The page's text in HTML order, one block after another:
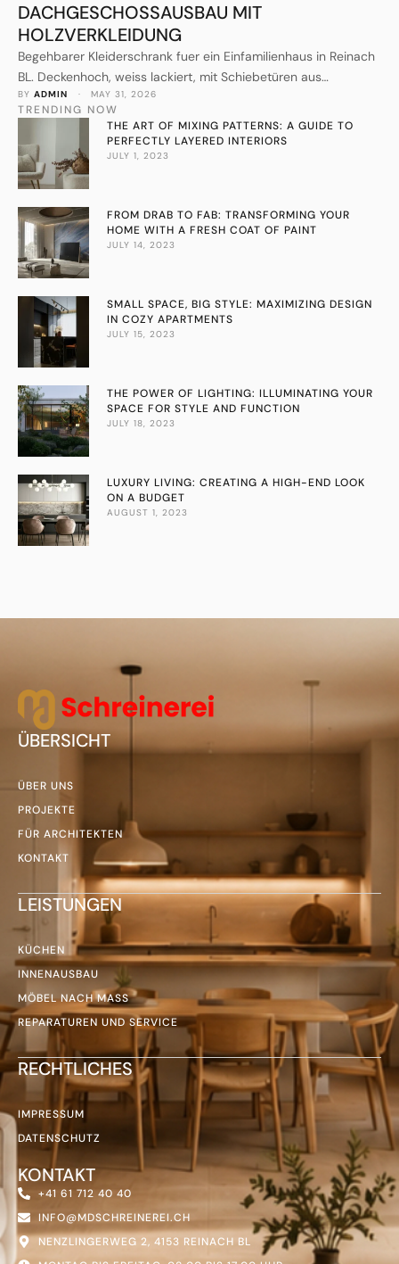
DACHGESCHOSSAUSBAU MIT
HOLZVERKLEIDUNG
Begehbarer Kleiderschrank fuer ein Einfamilienhaus in Reinach
BL. Deckenhoch, weiss lackiert, mit Schiebetüren aus
satiniertem Glas. Gefertigt und montiert von MD Schreinerei.
BY ADMIN · MAY 31, 2026
TRENDING NOW
THE ART OF MIXING PATTERNS: A GUIDE TO
PERFECTLY LAYERED INTERIORS
JULY 1, 2023
FROM DRAB TO FAB: TRANSFORMING YOUR
HOME WITH A FRESH COAT OF PAINT
JULY 14, 2023
SMALL SPACE, BIG STYLE: MAXIMIZING DESIGN
IN COZY APARTMENTS
JULY 15, 2023
THE POWER OF LIGHTING: ILLUMINATING YOUR
SPACE FOR STYLE AND FUNCTION
JULY 18, 2023
LUXURY LIVING: CREATING A HIGH-END LOOK
ON A BUDGET
AUGUST 1, 2023
ÜBERSICHT
ÜBER UNS
PROJEKTE
FÜR ARCHITEKTEN
KONTAKT
LEISTUNGEN
KÜCHEN
INNENAUSBAU
MÖBEL NACH MASS
REPARATUREN UND SERVICE
RECHTLICHES
IMPRESSUM
DATENSCHUTZ
KONTAKT
+41 61 712 40 40
INFO@MDSCHREINEREI.CH
NENZLINGERWEG 2, 4153 REINACH BL